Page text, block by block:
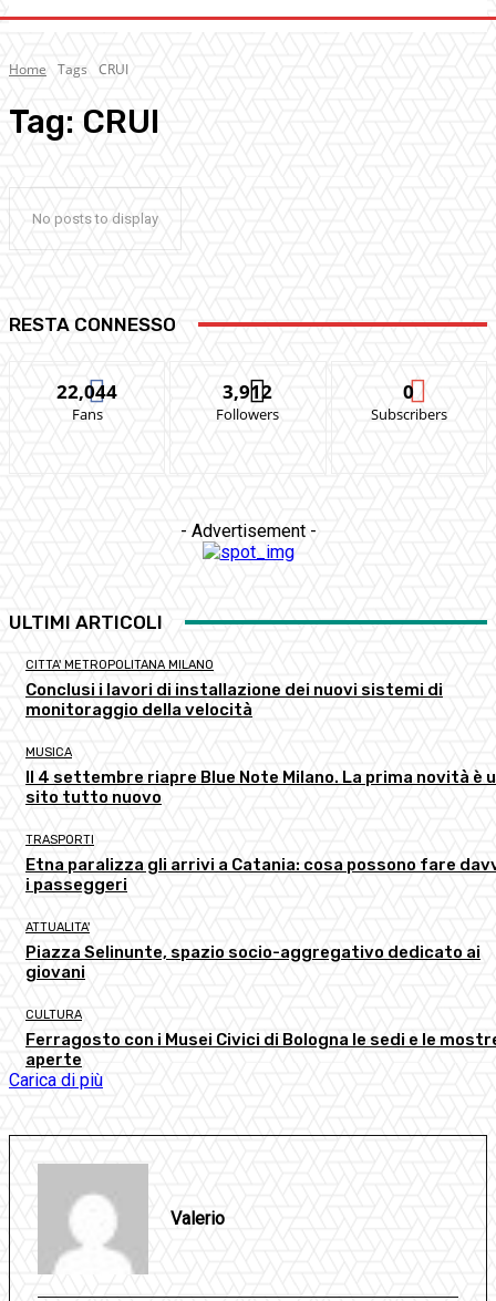
Home Tags CRUI
Tag: CRUI
No posts to display
RESTA CONNESSO
22,044
Fans
3,912
Followers
0
Subscribers
- Advertisement -
ULTIMI ARTICOLI
CITTA' METROPOLITANA MILANO
Conclusi i lavori di installazione dei nuovi sistemi di
monitoraggio della velocità
MUSICA
Il 4 settembre riapre Blue Note Milano. La prima novità è
sito tutto nuovo
TRASPORTI
Etna paralizza gli arrivi a Catania: cosa possono fare
i passeggeri
ATTUALITA'
Piazza Selinunte, spazio socio-aggregativo dedicato ai
giovani
CULTURA
Ferragosto con i Musei Civici di Bologna le sedi e le
aperte
Carica di più
Valerio